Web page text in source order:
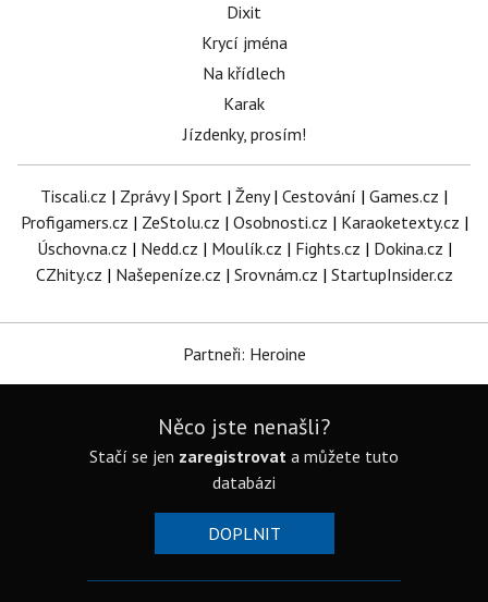
Dixit
Krycí jména
Na křídlech
Karak
Jízdenky, prosím!
Tiscali.cz | Zprávy| Sport | Ženy| Cestování | Games.cz |
Profigamers.cz | ZeStolu.cz | Osobnosti.cz | Karaoketexty.cz |
Úschovna.cz | Nedd.cz | Moulík.cz | Fights.cz | Dokina.cz |
CZhity.cz | Našepeníze.cz | Srovnám.cz | StartupInsider.cz
Partneři: Heroine
Něco jste nenašli?
Stačí se jen zaregistrovat a můžete tuto
databázi
DOPLNIT